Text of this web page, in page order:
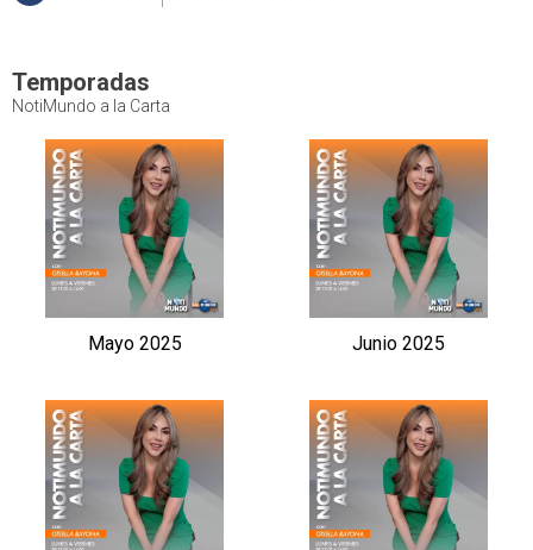
Temporadas
NotiMundo a la Carta
Mayo 2025 Junio 2025